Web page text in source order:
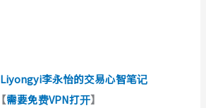
Liyongyi李永怡的交易心智笔记
【需要免费VPN打开】